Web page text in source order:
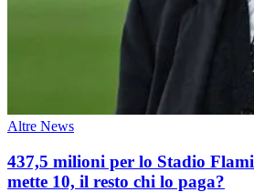
Altre News
437,5 milioni per lo Stadio
mette 10, il resto chi lo paga?